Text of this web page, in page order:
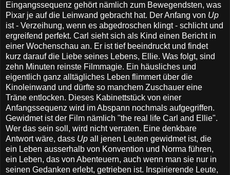
Eingangssequenz gehört nämlich zum Bewegendsten, was
Pixar je auf die Leinwand gebracht hat. Der Anfang von Up
ist - Verzeihung, wenn es abgedroschen klingt - schlicht und
ergreifend perfekt. Carl sieht sich als Kind einen Bericht in
einer Wochenschau an. Er ist tief beeindruckt und findet
kurz darauf die Liebe seines Lebens, Ellie. Was folgt, sind
zehn Minuten reinste Filmmagie. Ein häusliches und
eigentlich ganz alltägliches Leben flimmert über die
Kinoleinwand und dürfte so manchem Zuschauer eine
Träne entlocken. Dieses Kabinettstück von einer
Anfangssequenz wird im Abspann nochmals aufgegriffen.
Gewidmet ist der Film nämlich "the real life Carl and Ellie".
Wer das sein soll, wird nicht verraten. Eine denkbare
Antwort wäre, dass Up all jenen Leuten gewidmet ist, die
ein Leben ausserhalb von Konvention und Norma führen,
ein Leben, das von Abenteuern, auch wenn man sie nur in
seinen Gedanken erlebt, getrieben ist. Inspirierende Leute,